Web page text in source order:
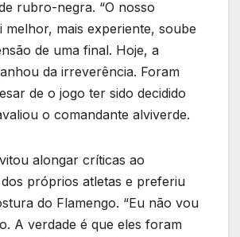
rubro-negra. “O nosso
melhor, mais experiente, soube
de uma final. Hoje, a
da irreverência. Foram
de o jogo ter sido decidido
o comandante alviverde.
alongar críticas ao
próprios atletas e preferiu
do Flamengo. “Eu não vou
A verdade é que eles foram